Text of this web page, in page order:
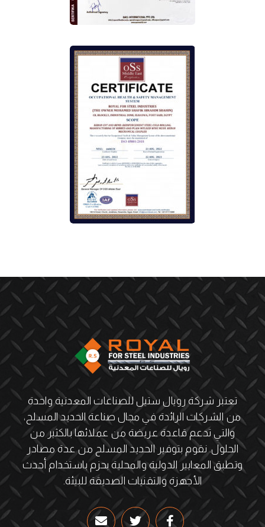
تعتبر شركة رويال ستيل للصناعات المعدنية واحدة
من الشركات الرائدة في مجال صناعة الحديد المسلح،
والتي تدعم قاعدة عريضة من عملائها بالكثير من
الحلول. نقوم بتوفير الحديد المسلح من عدة مصادر
وتطبق المعايير الدولية والمحلية بحزم باستخدام أحدث
الأجهزة والتقنيات الصديقة للبيئة.